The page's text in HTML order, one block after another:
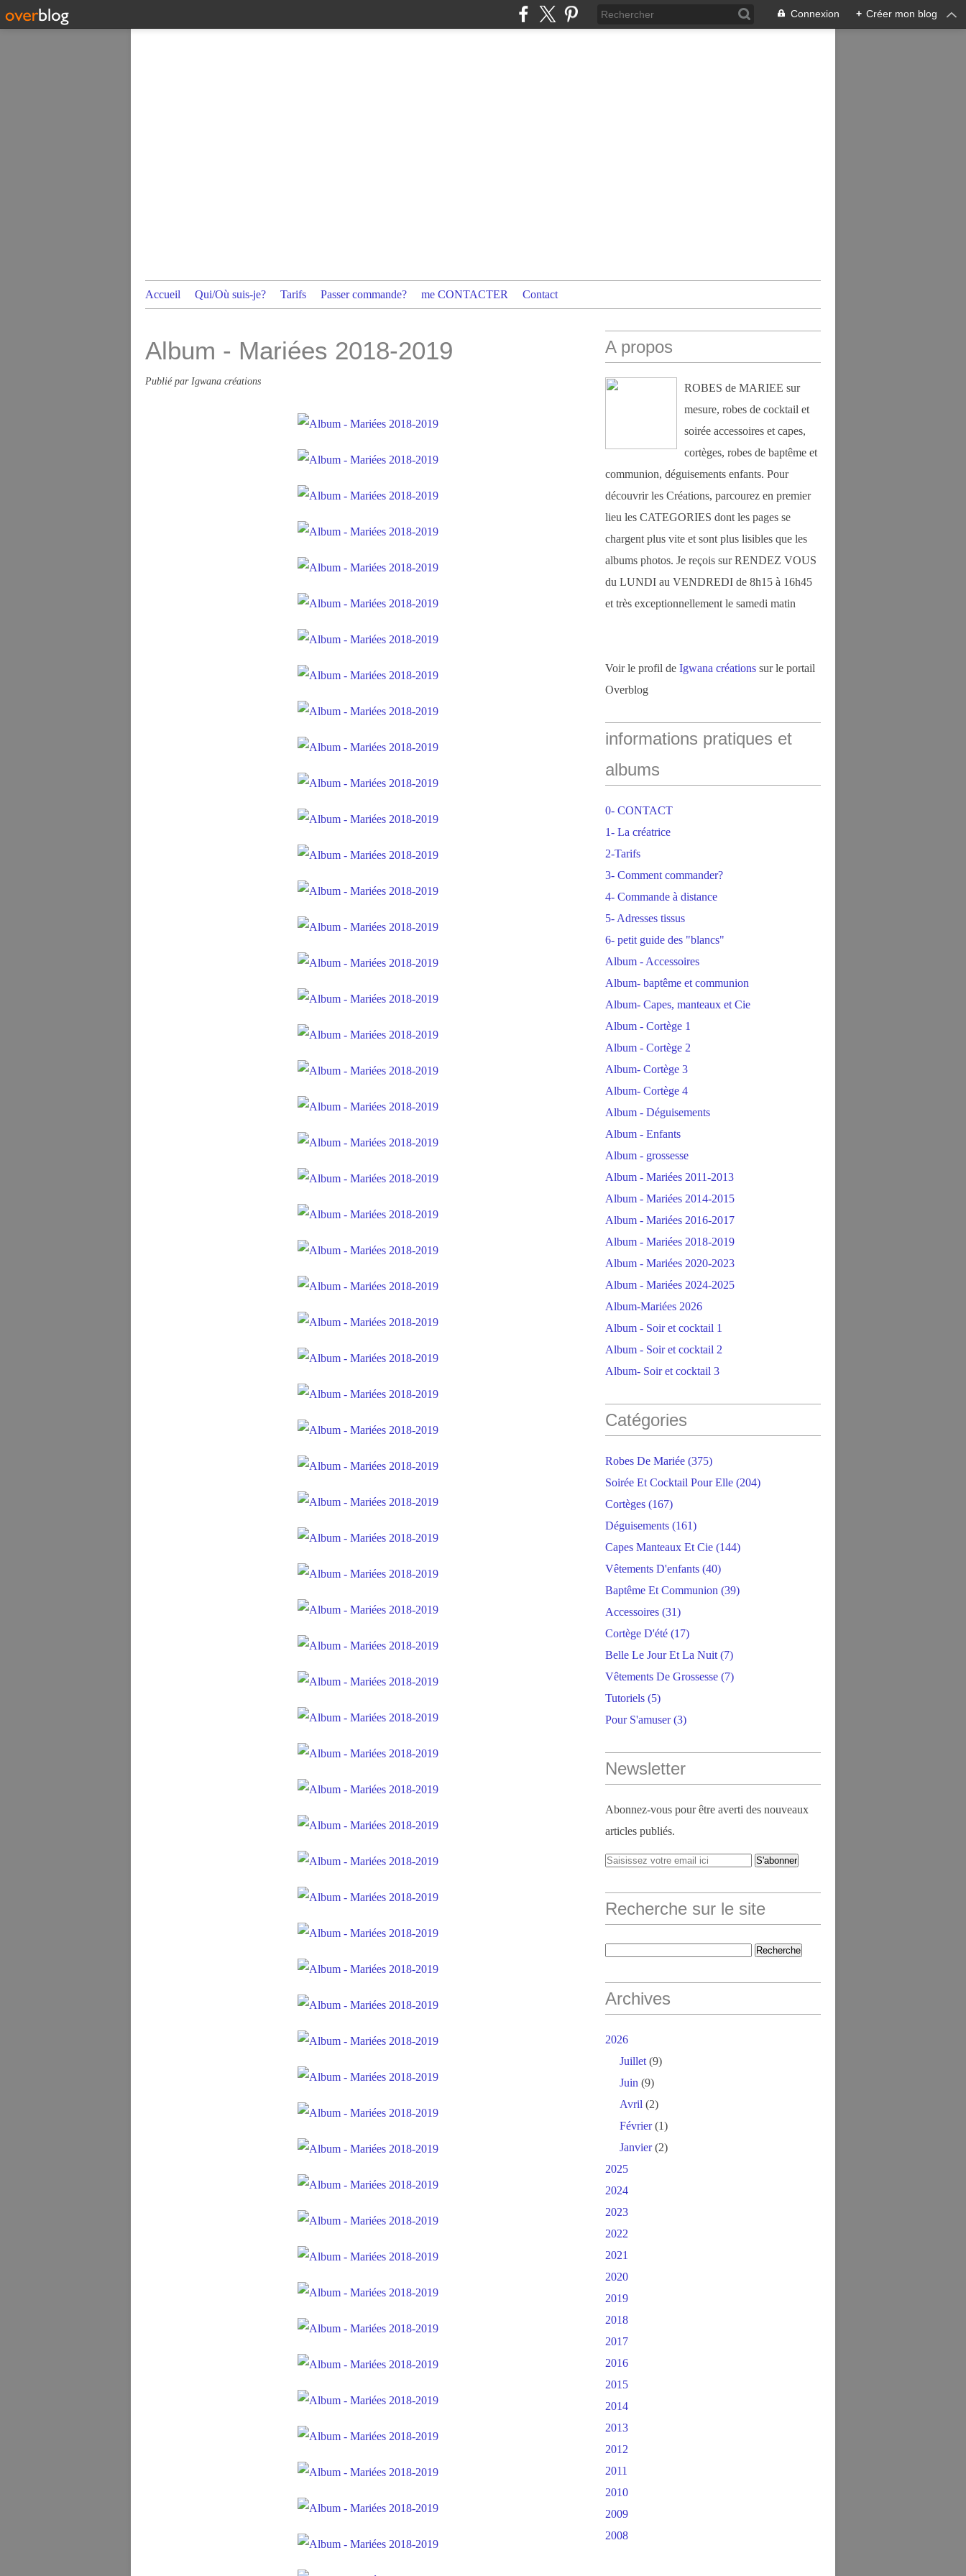
Connexion + Créer mon blog
Accueil Qui/Où suis-je? Tarifs Passer commande? me CONTACTER Contact
Album - Mariées 2018-2019
Publié par Igwana créations
A propos
ROBES de MARIEE sur
mesure, robes de cocktail et
soirée accessoires et capes,
cortèges, robes de baptême et
communion, déguisements enfants. Pour
découvrir les Créations, parcourez en premier
lieu les CATEGORIES dont les pages se
chargent plus vite et sont plus lisibles que les
albums photos. Je reçois sur RENDEZ VOUS
du LUNDI au VENDREDI de 8h15 à 16h45
et très exceptionnellement le samedi matin
Voir le profil de Igwana créations sur le portail
Overblog
informations pratiques et
albums
0- CONTACT
1- La créatrice
2-Tarifs
3- Comment commander?
4- Commande à distance
5- Adresses tissus
6- petit guide des "blancs"
Album - Accessoires
Album- baptême et communion
Album- Capes, manteaux et Cie
Album - Cortège 1
Album - Cortège 2
Album- Cortège 3
Album- Cortège 4
Album - Déguisements
Album - Enfants
Album - grossesse
Album - Mariées 2011-2013
Album - Mariées 2014-2015
Album - Mariées 2016-2017
Album - Mariées 2018-2019
Album - Mariées 2020-2023
Album - Mariées 2024-2025
Album-Mariées 2026
Album - Soir et cocktail 1
Album - Soir et cocktail 2
Album- Soir et cocktail 3
Catégories
Robes De Mariée (375)
Soirée Et Cocktail Pour Elle (204)
Cortèges (167)
Déguisements (161)
Capes Manteaux Et Cie (144)
Vêtements D'enfants (40)
Baptême Et Communion (39)
Accessoires (31)
Cortège D'été (17)
Belle Le Jour Et La Nuit (7)
Vêtements De Grossesse (7)
Tutoriels (5)
Pour S'amuser(3)
Newsletter
Abonnez-vous pour être averti des nouveaux
articles publiés.
Recherche sur le site
Archives
2026
Juillet (9)
Juin (9)
Avril (2)
Février(1)
Janvier(2)
2025
2024
2023
2022
2021
2020
2019
2018
2017
2016
2015
2014
2013
2012
2011
2010
2009
2008